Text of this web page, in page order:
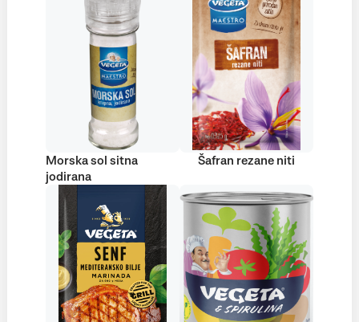
Morska sol sitna
jodirana
Šafran rezane niti